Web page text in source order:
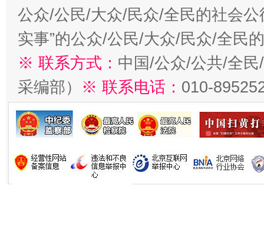
公众/公民/大众/民众/全民的社会公
实事”的公众/公民/大众/民众/全民
※ 联系方式： 中国/公众/公共/全
采编部） ※ 联系电话： 010-